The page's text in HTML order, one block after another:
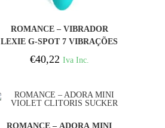
ROMANCE – VIBRADOR
LEXIE G-SPOT 7 VIBRAÇÕES
AZUL
€40,22 Iva Inc.
ROMANCE – ADORA MINI